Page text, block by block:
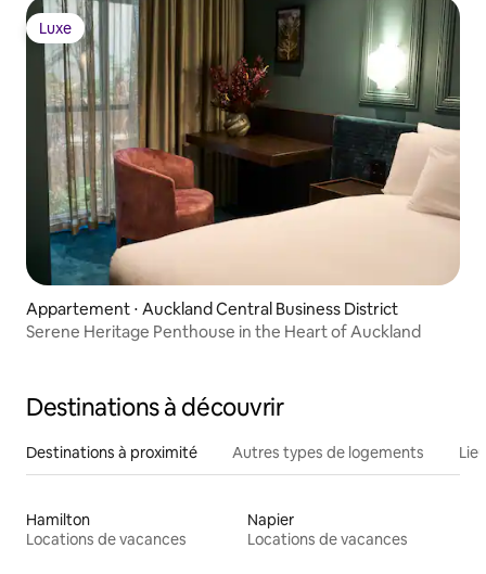
Luxe
Luxe
Appartement ⋅ Auckland Central Business District
Serene Heritage Penthouse in the Heart of Auckland
Destinations à découvrir
Destinations à proximité Autres types de logements
Hamilton
Locations de vacances
Napier
Locations de vacances